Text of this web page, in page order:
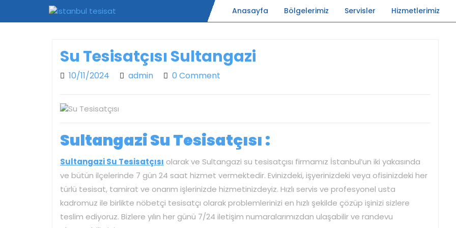
Anasayfa Bölgelerimiz Servisler Hizmetlerimiz
Su Tesisatçısı Sultangazi
10/11/2024 10/11/2024
adminadmin0 Comment
Sultangazi Su Tesisatçısı :
Sultangazi Su Tesisatçısı olarak ve Sultangazi su tesisatçısı firmamız İstanbul’un iki yakasında
ve bütün ilçelerinde 7 gün 24 saat hizmet vermektedir. Evinizdeki, işyerinizdeki veya ofisinizdeki her
türlü tesisat, tamirat ve onarım işlerinizde hizmetinizdeyiz. Hızlı servis ve profesyonel usta
kadromuz ile birlikte nöbetçi tesisatçı olarak problemlerinizi en hızlı şekilde çözüp işinizi sizlere
teslim ediyoruz. Bizlere yılın her günü 7/24 iletişim numaralarımızdan ulaşabilir ve randevu